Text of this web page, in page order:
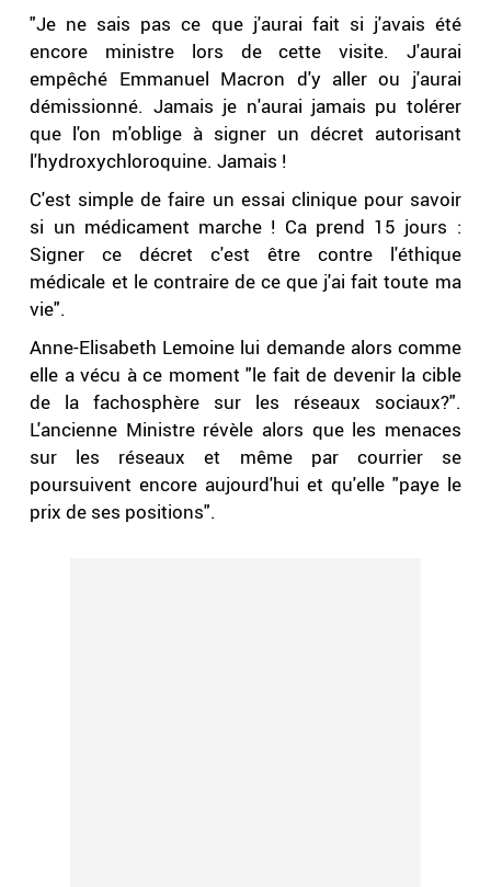
"Je ne sais pas ce que j'aurai fait si j'avais été
encore ministre lors de cette visite. J'aurai
empêché Emmanuel Macron d'y aller ou j'aurai
démissionné. Jamais je n'aurai jamais pu tolérer
que l'on m'oblige à signer un décret autorisant
l'hydroxychloroquine. Jamais !
C'est simple de faire un essai clinique pour savoir
si un médicament marche ! Ca prend 15 jours :
Signer ce décret c'est être contre l'éthique
médicale et le contraire de ce que j'ai fait toute ma
vie".
Anne-Elisabeth Lemoine lui demande alors comme
elle a vécu à ce moment "le fait de devenir la cible
de la fachosphère sur les réseaux sociaux?".
L'ancienne Ministre révèle alors que les menaces
sur les réseaux et même par courrier se
poursuivent encore aujourd'hui et qu'elle "paye le
prix de ses positions".